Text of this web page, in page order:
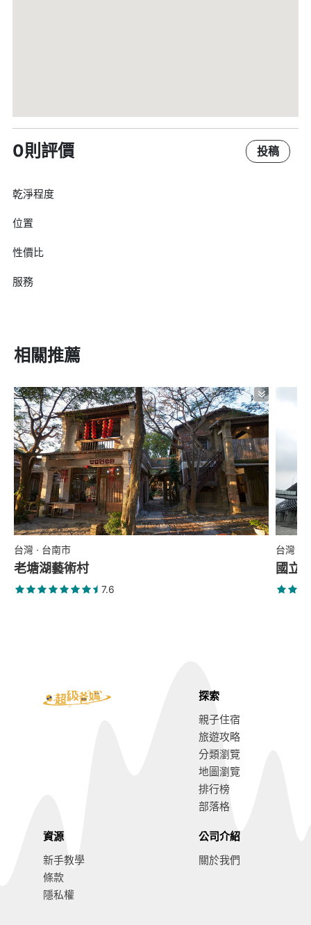
0則評價 投稿
乾淨程度
位置
性價比
服務
相關推薦
台灣 · 台南市
老塘湖藝術村
7.6
台灣 ·
國立
探索
親子住宿
旅遊攻略
分類瀏覽
地圖瀏覽
排行榜
部落格
資源
新手教學
條款
隱私權
公司介紹
關於我們